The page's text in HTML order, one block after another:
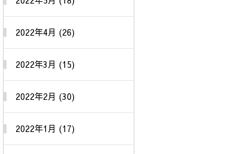
2022年4月 (26)
2022年3月 (15)
2022年2月 (30)
2022年1月 (17)